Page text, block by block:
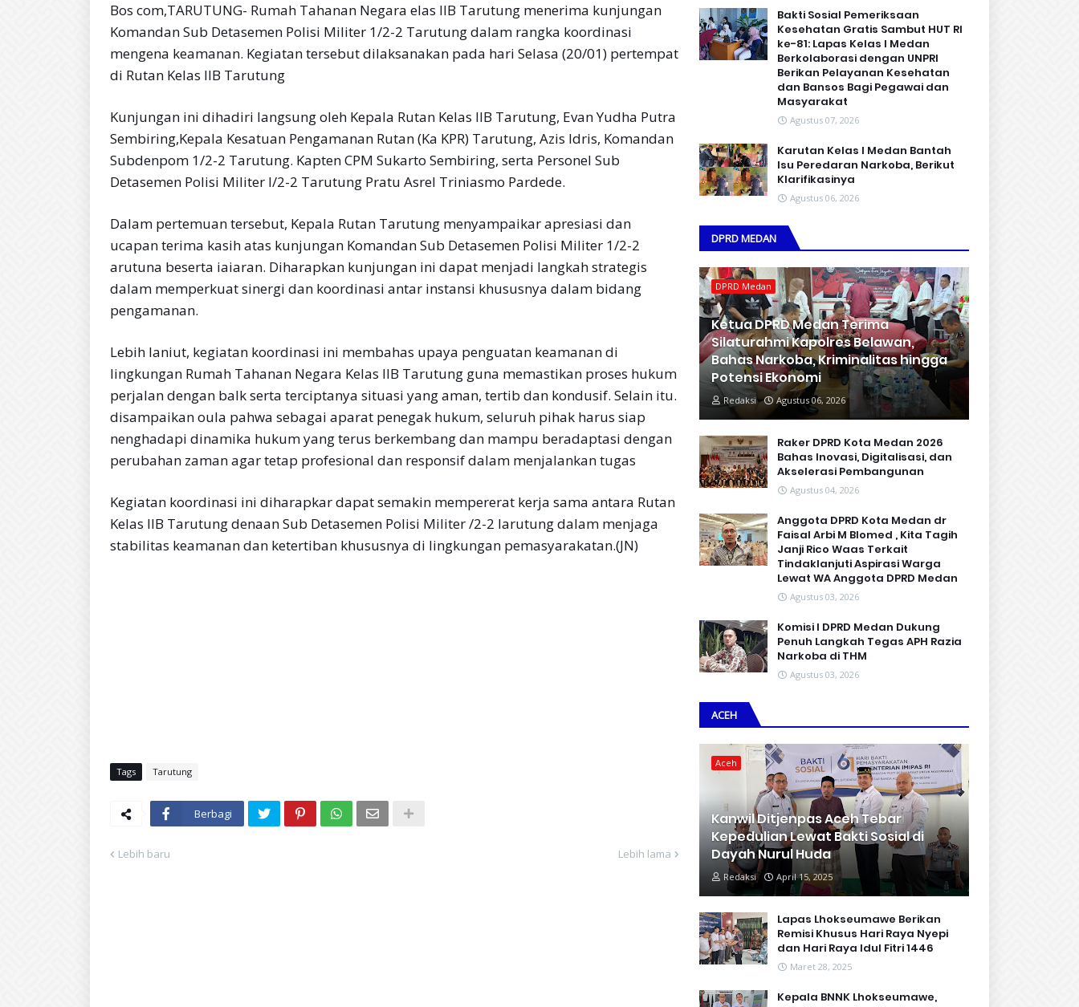
Bos com,TARUTUNG- Rumah Tahanan Negara elas IIB Tarutung menerima kunjungan
Komandan Sub Detasemen Polisi Militer 1/2-2 Tarutung dalam rangka koordinasi
mengena keamanan. Kegiatan tersebut dilaksanakan pada hari Selasa (20/01) pertempat
di Rutan Kelas IIB Tarutung
Kunjungan ini dihadiri langsung oleh Kepala Rutan Kelas IIB Tarutung, Evan Yudha Putra
Sembiring,Kepala Kesatuan Pengamanan Rutan (Ka KPR) Tarutung, Azis ldris, Komandan
Subdenpom 1/2-2 Tarutung. Kapten CPM Sukarto Sembiring, serta Personel Sub
Detasemen Polisi Militer I/2-2 Tarutung Pratu Asrel Triniasmo Pardede.
Dalam pertemuan tersebut, Kepala Rutan Tarutung menyampaikar apresiasi dan
ucapan terima kasih atas kunjungan Komandan Sub Detasemen Polisi Militer 1/2-2
arutuna beserta iaiaran. Diharapkan kunjungan ini dapat menjadi langkah strategis
dalam memperkuat sinergi dan koordinasi antar instansi khususnya dalam bidang
pengamanan.
Lebih laniut, kegiatan koordinasi ini membahas upaya penguatan keamanan di
lingkungan Rumah Tahanan Negara Kelas IIB Tarutung guna memastikan proses hukum
perjalan dengan balk serta terciptanya situasi yang aman, tertib dan kondusif. Selain itu.
disampaikan oula pahwa sebagai aparat penegak hukum, seluruh pihak harus siap
nenghadapi dinamika hukum yang terus berkembang dan mampu beradaptasi dengan
perubahan zaman agar tetap profesional dan responsif dalam menjalankan tugas
Kegiatan koordinasi ini diharapkar dapat semakin mempererat kerja sama antara Rutan
Kelas IIB Tarutung denaan Sub Detasemen Polisi Militer /2-2 larutung dalam menjaga
stabilitas keamanan dan ketertiban khususnya di lingkungan pemasyarakatan.(JN)
Tags Tarutung
Berbagi
Lebih baru Lebih lama
Bakti Sosial Pemeriksaan
Kesehatan Gratis Sambut HUT RI
ke-81: Lapas Kelas I Medan
Berkolaborasi dengan UNPRI
Berikan Pelayanan Kesehatan
dan Bansos Bagi Pegawai dan
Masyarakat
Agustus 07, 2026
Karutan Kelas I Medan Bantah
Isu Peredaran Narkoba, Berikut
Klarifikasinya
Agustus 06, 2026
DPRD MEDAN
DPRD Medan
Ketua DPRD Medan Terima
Silaturahmi Kapolres Belawan,
Bahas Narkoba, Kriminalitas hingga
Potensi Ekonomi
Redaksi Agustus 06, 2026
Raker DPRD Kota Medan 2026
Bahas Inovasi, Digitalisasi, dan
Akselerasi Pembangunan
Agustus 04, 2026
Anggota DPRD Kota Medan dr
Faisal Arbi M Blomed , Kita Tagih
Janji Rico Waas Terkait
Tindaklanjuti Aspirasi Warga
Lewat WA Anggota DPRD Medan
Agustus 03, 2026
Komisi I DPRD Medan Dukung
Penuh Langkah Tegas APH Razia
Narkoba di THM
Agustus 03, 2026
ACEH
Aceh
Kanwil Ditjenpas Aceh Tebar
Kepedulian Lewat Bakti Sosial di
Dayah Nurul Huda
Redaksi April 15, 2025
Lapas Lhokseumawe Berikan
Remisi Khusus Hari Raya Nyepi
dan Hari Raya Idul Fitri 1446
Maret 28, 2025
Kepala BNNK Lhokseumawe,